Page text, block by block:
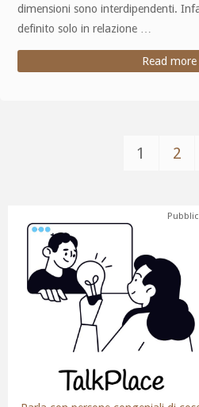
dimensioni sono interdipendenti.
definito solo in relazione …
Read more
1 2